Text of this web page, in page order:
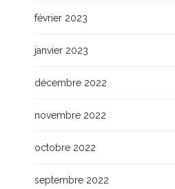
février 2023
janvier 2023
décembre 2022
novembre 2022
octobre 2022
septembre 2022